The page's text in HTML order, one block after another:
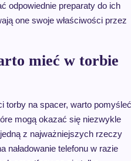
odpowiednie preparaty do ich
one swoje właściwości przez
mieć w torbie
torby na spacer, warto pomyśleć
mogą okazać się niezwykle
z najważniejszych rzeczy
naładowanie telefonu w razie